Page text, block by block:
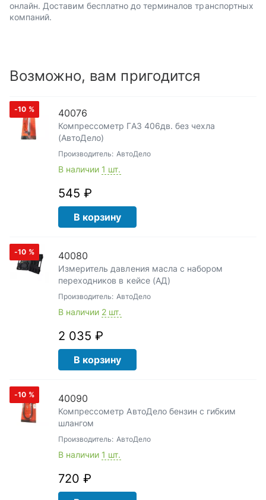
онлайн. Доставим бесплатно до терминалов транспортных
компаний.
Возможно, вам пригодится
-10 % 40076
Компрессометр ГАЗ 406дв. без чехла
(АвтоДело)
Производитель: АвтоДело
В наличии 1 шт.
545 ₽
В корзину
-10 % 40080
Измеритель давления масла с набором
переходников в кейсе (АД)
Производитель: АвтоДело
В наличии 2 шт.
2 035 ₽
В корзину
-10 % 40090
Компрессометр АвтоДело бензин с гибким
шлангом
Производитель: АвтоДело
В наличии 1 шт.
720 ₽